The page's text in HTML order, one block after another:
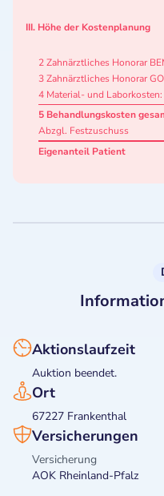
III. Höhe der Kostenplanung
2 Zahnärztliches Honorar
3 Zahnärztliches Honorar
4 Material- und Laborkosten:
5 Behandlungskosten
Abzgl. Festzuschuss
Eigenanteil Patient
Aktionslaufzeit
Auktion beendet.
Ort
67227 Frankenthal
Versicherungen
Versicherung
AOK Rheinland-Pfalz